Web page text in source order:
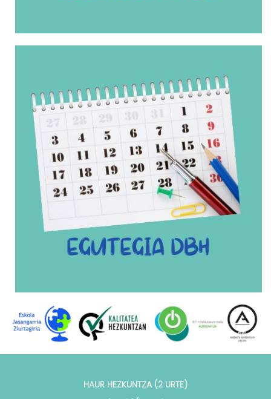
HAUR HEZKUNTZA (2 URTE)